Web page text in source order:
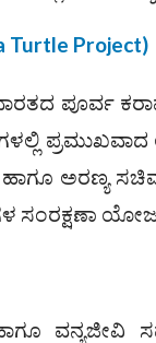
Project)
ಪೂರ್ವ
ಅರಣ್ಯ
ಸಂರಕ್ಷಣಾ